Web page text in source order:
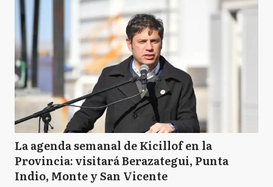
La agenda semanal de Kicillof en la
Provincia: visitará Berazategui, Punta
Indio, Monte y San Vicente